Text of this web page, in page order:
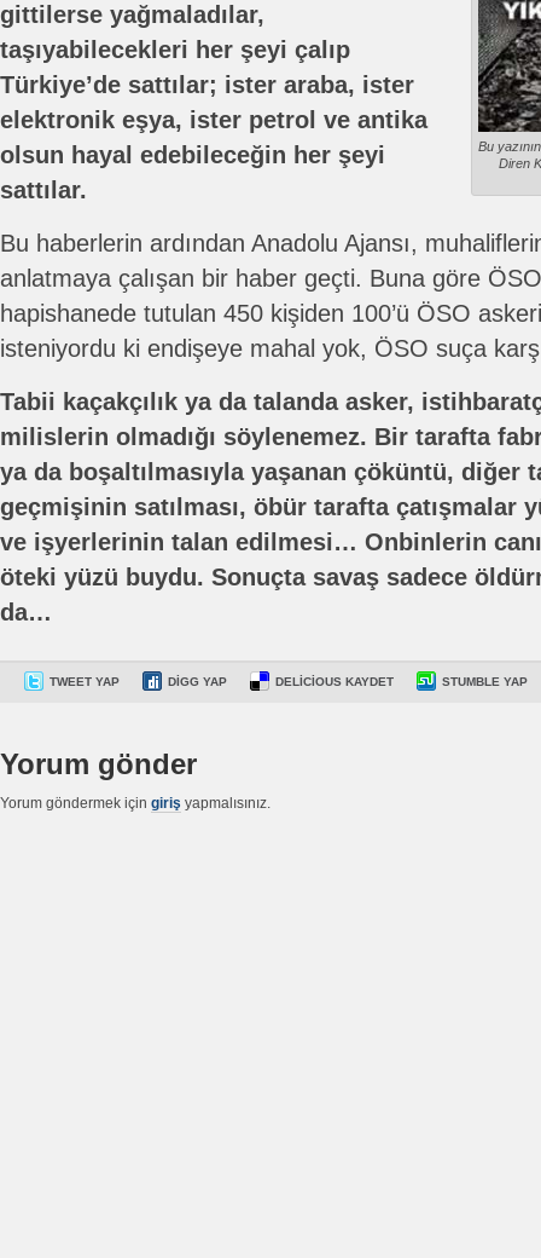
Bu
Diren
gittilerse yağmaladılar,
taşıyabilecekleri her şeyi çalıp
Türkiye’de sattılar; ister araba, ister
elektronik eşya, ister petrol ve antika
olsun hayal edebileceğin her şeyi
sattılar.
Bu haberlerin ardından Anadolu Ajansı,
anlatmaya çalışan bir haber geçti. Buna göre
hapishanede tutulan 450 kişiden 100’ü ÖSO
isteniyordu ki endişeye mahal yok, ÖSO suça
Tabii kaçakçılık ya da talanda asker,
milislerin olmadığı söylenemez. Bir tarafta
ya da boşaltılmasıyla yaşanan çöküntü, diğer
geçmişinin satılması, öbür tarafta çatışmalar
ve işyerlerinin talan edilmesi… Onbinlerin
öteki yüzü buydu. Sonuçta savaş sadece
da…
TWEET YAP DIGG YAP DELICIOUS KAYDET STUMBLE YAP
Yorum gönder
Yorum göndermek için giriş yapmalısınız.